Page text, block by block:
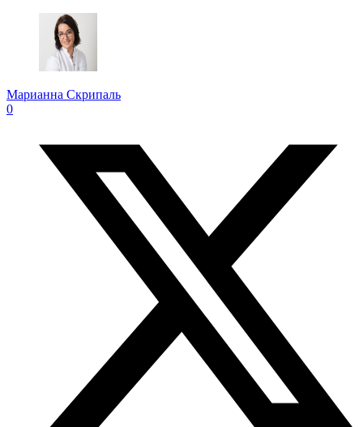
Марианна Скрипаль
0